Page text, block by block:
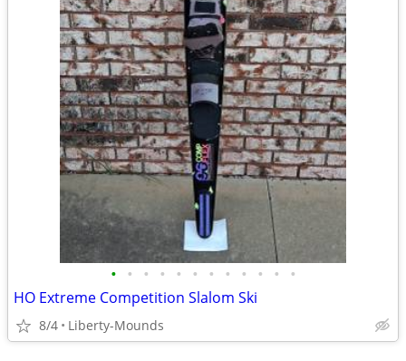
• • • • • • • • • • • •
HO Extreme Competition Slalom Ski
8/4 Liberty-Mounds